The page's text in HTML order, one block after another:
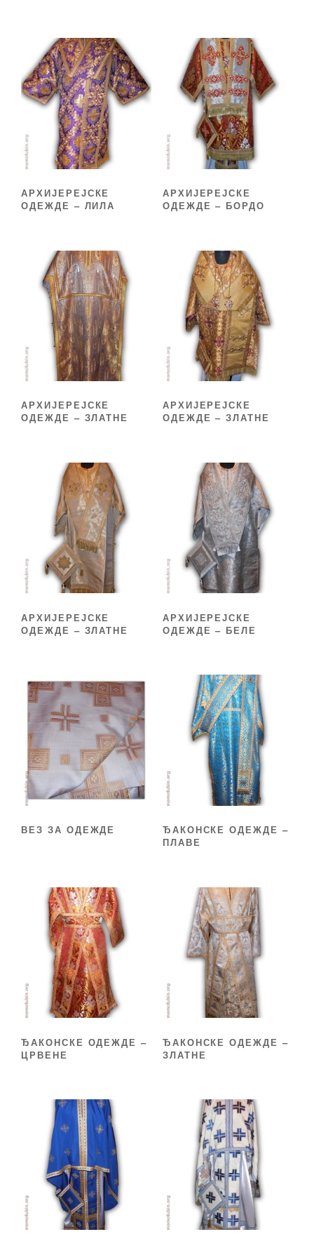
АРХИЈЕРЕЈСКЕ
ОДЕЖДЕ – ЛИЛА
АРХИЈЕРЕЈСКЕ
ОДЕЖДЕ – БОРДО
АРХИЈЕРЕЈСКЕ
ОДЕЖДЕ – ЗЛАТНЕ
АРХИЈЕРЕЈСКЕ
ОДЕЖДЕ – ЗЛАТНЕ
АРХИЈЕРЕЈСКЕ
ОДЕЖДЕ – ЗЛАТНЕ
АРХИЈЕРЕЈСКЕ
ОДЕЖДЕ – БЕЛЕ
ВЕЗ ЗА ОДЕЖДЕ
ЂАКОНСКЕ ОДЕЖДЕ –
ПЛАВЕ
ЂАКОНСКЕ ОДЕЖДЕ –
ЦРВЕНЕ
ЂАКОНСКЕ ОДЕЖДЕ –
ЗЛАТНЕ